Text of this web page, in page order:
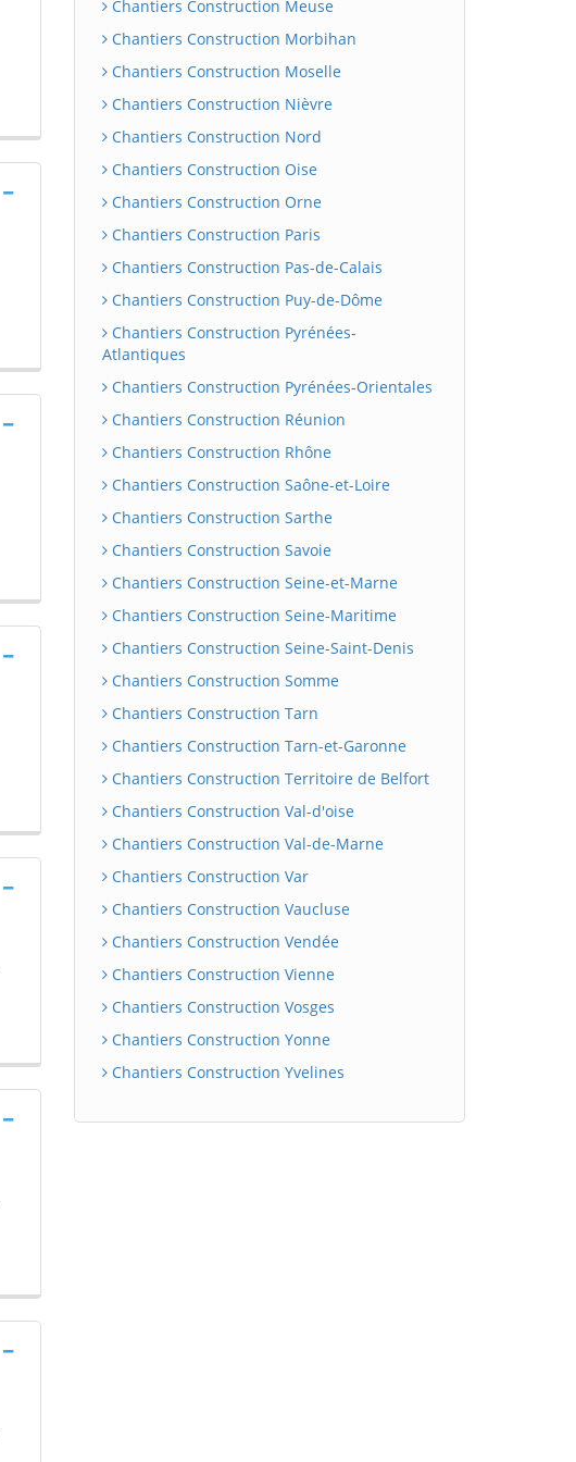
Chantiers Construction Meuse
Chantiers Construction Morbihan
Chantiers Construction Moselle
Chantiers Construction Nièvre
Chantiers Construction Nord
Chantiers Construction Oise
Chantiers Construction Orne
Chantiers Construction Paris
Chantiers Construction Pas-de-Calais
Chantiers Construction Puy-de-Dôme
Chantiers Construction Pyrénées-
Atlantiques
Chantiers Construction Pyrénées-Orientales
Chantiers Construction Réunion
Chantiers Construction Rhône
Chantiers Construction Saône-et-Loire
Chantiers Construction Sarthe
Chantiers Construction Savoie
Chantiers Construction Seine-et-Marne
Chantiers Construction Seine-Maritime
Chantiers Construction Seine-Saint-Denis
Chantiers Construction Somme
Chantiers Construction Tarn
Chantiers Construction Tarn-et-Garonne
Chantiers Construction Territoire de Belfort
Chantiers Construction Val-d'oise
Chantiers Construction Val-de-Marne
Chantiers Construction Var
Chantiers Construction Vaucluse
Chantiers Construction Vendée
Chantiers Construction Vienne
Chantiers Construction Vosges
Chantiers Construction Yonne
Chantiers Construction Yvelines